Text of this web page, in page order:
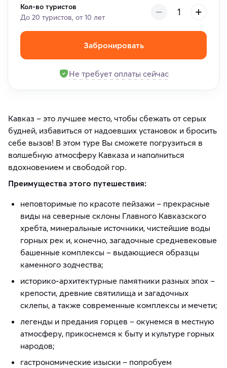
Кол-во туристов
До 20 туристов, от 10 лет
Забронировать
Не требует оплаты сейчас
Кавказ – это лучшее место, чтобы сбежать от серых
будней, избавиться от надоевших установок и бросить
себе вызов! В этом туре Вы сможете погрузиться в
волшебную атмосферу Кавказа и наполниться
вдохновением и свободой гор.
Преимущества этого путешествия:
неповторимые по красоте пейзажи – прекрасные
виды на северные склоны Главного Кавказского
хребта, минеральные источники, чистейшие воды
горных рек и, конечно, загадочные средневековые
башенные комплексы – выдающиеся образцы
каменного зодчества;
историко-архитектурные памятники разных эпох –
крепости, древние святилища и загадочных
склепы, а также современные комплексы и мечети;
легенды и предания горцев – окунемся в местную
атмосферу, прикоснемся к быту и культуре горных
народов;
гастрономические изыски – попробуем